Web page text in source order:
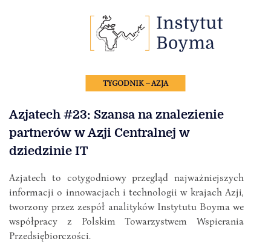
TYGODNIK – AZJA
Azjatech #23: Szansa na znalezienie
partnerów w Azji Centralnej w
dziedzinie IT
Azjatech to cotygodniowy przegląd najważniejszych
informacji o innowacjach i technologii w krajach Azji,
tworzony przez zespół analityków Instytutu Boyma we
współpracy z Polskim Towarzystwem Wspierania
Przedsiębiorczości.